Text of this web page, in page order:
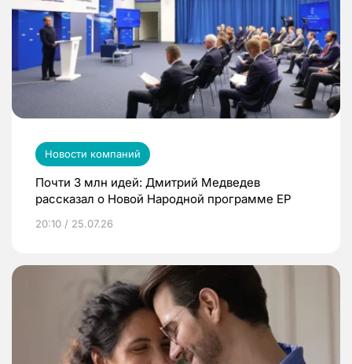
Новости компаний
Почти 3 млн идей: Дмитрий Медведев
рассказал о Новой Народной программе ЕР
20:10 / 25.07.26